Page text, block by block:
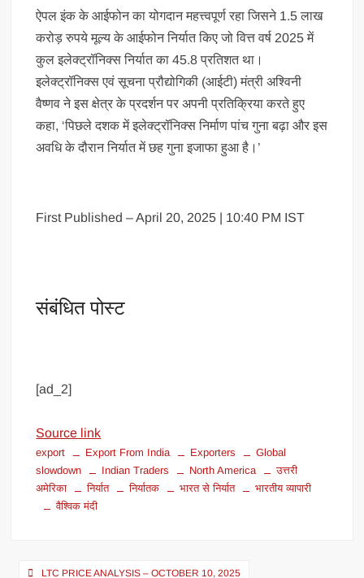
ऐपल इंक के आईफोन का योगदान महत्त्वपूर्ण रहा जिसने 1.5 लाख
करोड़ रुपये मूल्य के आईफोन निर्यात किए जो वित्त वर्ष 2025 में
कुल इलेक्ट्रॉनिक्स निर्यात का 45.8 प्रतिशत था।
इलेक्ट्रॉनिक्स एवं सूचना प्रौद्योगिकी (आईटी) मंत्री अश्विनी
वैष्णव ने इस क्षेत्र के प्रदर्शन पर अपनी प्रतिक्रिया करते हुए
कहा, ‘पिछले दशक में इलेक्ट्रॉनिक्स निर्माण पांच गुना बढ़ा और इस
अवधि के दौरान निर्यात में छह गुना इजाफा हुआ है।’
First Published – April 20, 2025 | 10:40 PM IST
संबंधित पोस्ट
[ad_2]
Source link
export Export From India Exporters
Global
slowdown
Indian Traders North America
उत्तरी
अमेरिका
निर्यात निर्यातक भारत से निर्यात
भारतीय व्यापारी
वैश्विक मंदी
LTC PRICE ANALYSIS – OCTOBER 10, 2025